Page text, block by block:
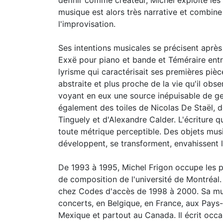
musique est alors très narrative et
l'improvisation.
Ses intentions musicales se précisent
Exxë pour piano et bande et Téméraire
lyrisme qui caractérisait ses premières
abstraite et plus proche de la vie qu'il
voyant en eux une source inépuisable de
également des toiles de Nicolas De Staël,
Tinguely et d'Alexandre Calder. L'écriture
toute métrique perceptible. Des objets
développent, se transforment, envahissent
De 1993 à 1995, Michel Frigon occupe
de composition de l'université de
chez Codes d'accès de 1998 à 2000. Sa
concerts, en Belgique, en France, aux
Mexique et partout au Canada. Il écrit